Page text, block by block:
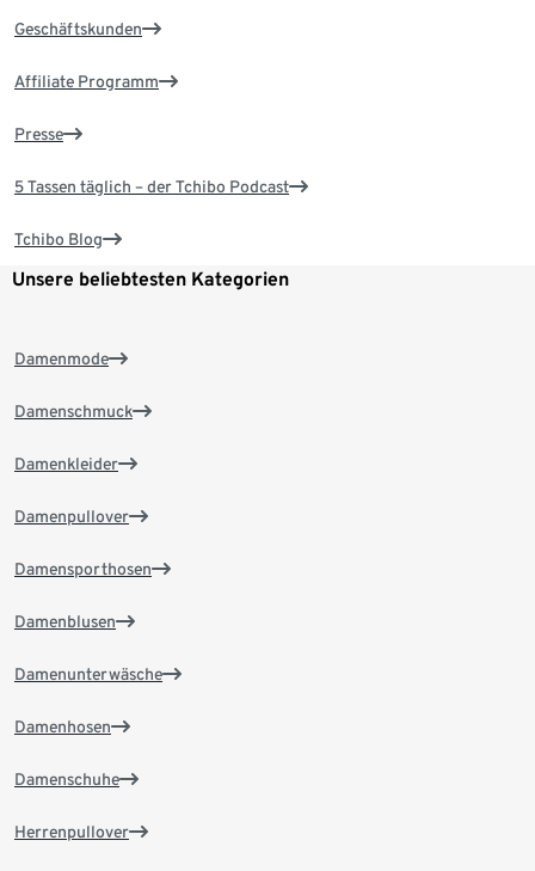
Geschäftskunden
Affiliate Programm
Presse
5 Tassen täglich – der Tchibo Podcast
Tchibo Blog
Unsere beliebtesten Kategorien
Damenmode
Damenschmuck
Damenkleider
Damenpullover
Damensporthosen
Damenblusen
Damenunterwäsche
Damenhosen
Damenschuhe
Herrenpullover